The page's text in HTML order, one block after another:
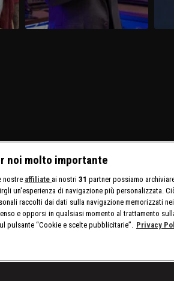
noi molto importante
nostre affiliate ai nostri 31 partner possiamo
un'esperienza di navigazione più personalizzata.
raccolti dai dati sulla navigazione memorizzati
e opporsi in qualsiasi momento al trattamento
pulsante “Cookie e scelte pubblicitarie”. Privacy